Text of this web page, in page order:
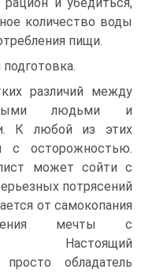
количество воды
пищи.
подготовка.
различий между
людьми и
К любой из этих
с осторожностью.
может сойти с
потрясений
от самокопания
мечты с
Настоящий
обладатель